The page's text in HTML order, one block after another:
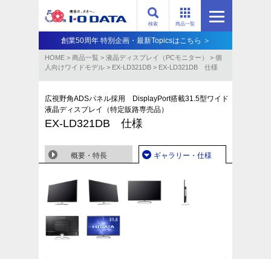
商品一覧
検索
創業50周年 特別企画・最新Topicsはこちら ＞
HOME > 商品一覧 > 液晶ディスプレイ（PCモニター） > 個
人向けワイドモデル > EX-LD321DB > EX-LD321DB 仕様
広視野角ADSパネル採用 DisplayPort搭載31.5型ワイド
液晶ディスプレイ（特定販路専売品）
EX-LD321DB 仕様
概要・特長 ギャラリー・仕様